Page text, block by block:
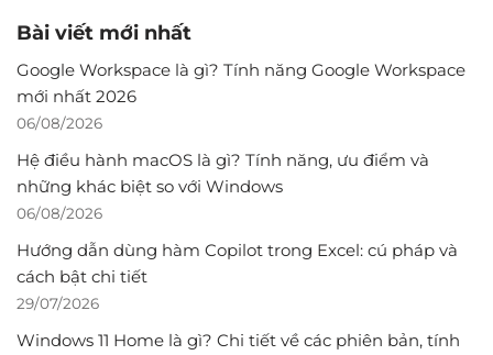
Bài viết mới nhất
Google Workspace là gì? Tính năng Google Workspace
mới nhất 2026
06/08/2026
Hệ điều hành macOS là gì? Tính năng, ưu điểm và
những khác biệt so với Windows
06/08/2026
Hướng dẫn dùng hàm Copilot trong Excel: cú pháp và
cách bật chi tiết
29/07/2026
Windows 11 Home là gì? Chi tiết về các phiên bản, tính